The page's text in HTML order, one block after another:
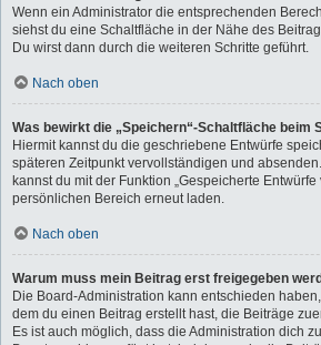
Wenn ein Administrator die entsprechenden
siehst du eine Schaltfläche in der Nähe des
Du wirst dann durch die weiteren Schritte geführt.
Nach oben
Was bewirkt die „Speichern“-Schaltfläche beim
Hiermit kannst du die geschriebene Entwürfe
späteren Zeitpunkt vervollständigen und
kannst du mit der Funktion „Gespeicherte
persönlichen Bereich erneut laden.
Nach oben
Warum muss mein Beitrag erst freigegeben
Die Board-Administration kann entschieden
dem du einen Beitrag erstellt hast, die Beiträge
Es ist auch möglich, dass die Administration dich